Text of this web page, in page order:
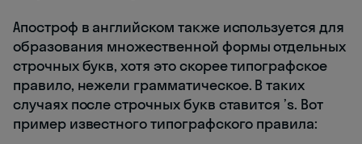
Апостроф в английском также используется для
образования множественной формы отдельных
строчных букв, хотя это скорее типографское
правило, нежели грамматическое. В таких
случаях после строчных букв ставится ’s. Вот
пример известного типографского правила: